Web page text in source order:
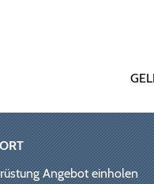
Angebot einholen